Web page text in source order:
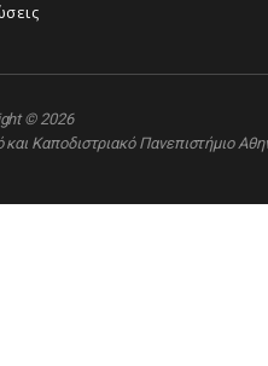
© 2026
και Καποδιστριακό Πανεπιστήμιο